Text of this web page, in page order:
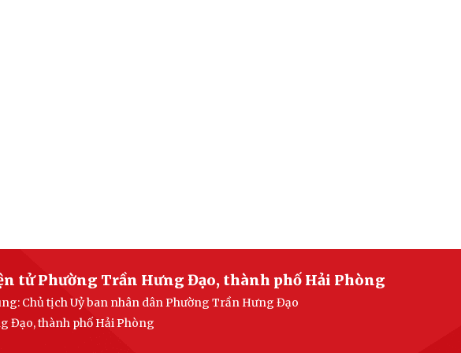
tử Phường Trần Hưng Đạo, thành phố Hải Phòng
Chủ tịch Uỷ ban nhân dân Phường Trần Hưng Đạo
Đạo, thành phố Hải Phòng